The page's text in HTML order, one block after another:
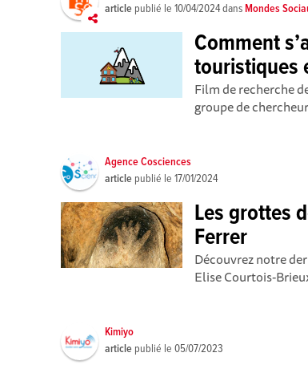
article publié le10/04/2024dansMondes
Comment
touristiques
Film de recherche
groupe de
Agence Cosciences
article publié le17/01/2024
Les grottes
Ferrer
Découvrez notre
Elise Courtois-
Kimiyo
article publié le05/07/2023